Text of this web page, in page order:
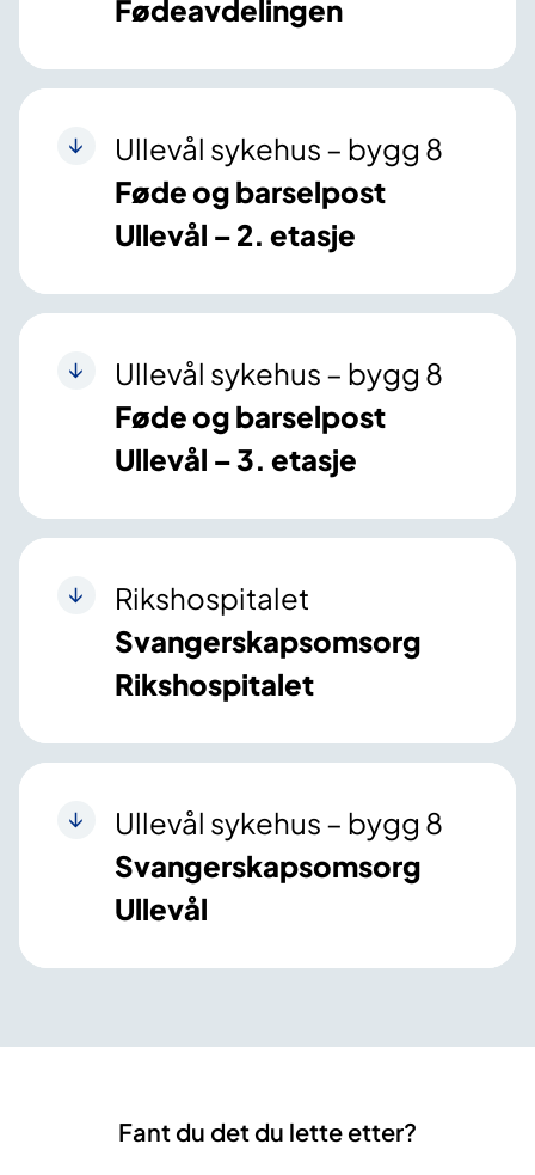
Fødeavdelingen
Ullevål sykehus – bygg 8
Føde og barselpost
Ullevål – 2. etasje
Ullevål sykehus – bygg 8
Føde og barselpost
Ullevål – 3. etasje
Rikshospitalet
Svangerskapsomsorg
Rikshospitalet
Ullevål sykehus – bygg 8
Svangerskapsomsorg
Ullevål
Fant du det du lette etter?